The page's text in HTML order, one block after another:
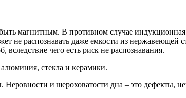
магнитным. В противном случае
не распознавать даже емкости из
чего есть риск не распознавания.
стекла и керамики.
и шероховатости дна – это дефекты,